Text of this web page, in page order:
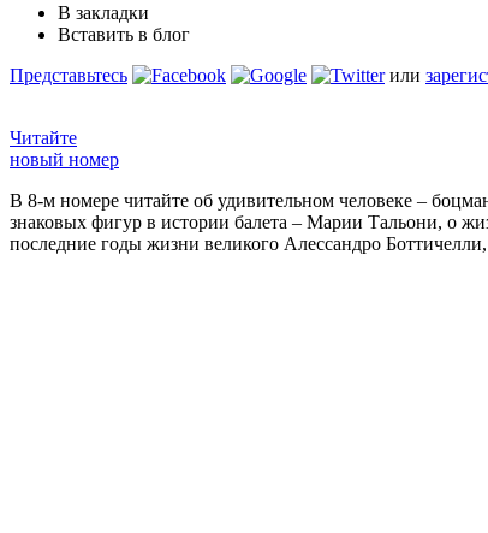
В закладки
Вставить в блог
Представьтесь
или
Читайте
новый номер
В 8-м номере читайте об удивительном человеке –
знаковых фигур в истории балета – Марии Тальони, о
последние годы жизни великого Алессандро